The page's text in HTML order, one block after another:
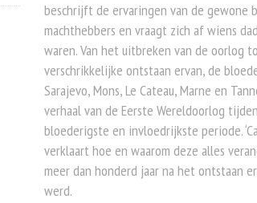
beschrijft de ervaringen van de gewone
machthebbers en vraagt zich af wiens
waren. Van het uitbreken van de oorlog
verschrikkelijke ontstaan ervan, de
Sarajevo, Mons, Le Cateau, Marne en
verhaal van de Eerste Wereldoorlog
bloederigste en invloedrijkste periode.
verklaart hoe en waarom deze alles
meer dan honderd jaar na het ontstaan
werd.